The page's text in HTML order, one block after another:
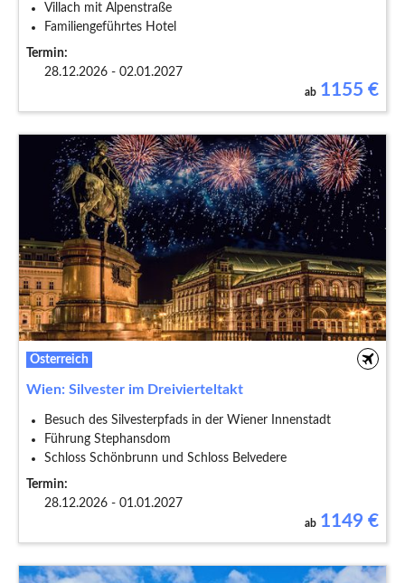
Villach mit Alpenstraße
Familiengeführtes Hotel
Termin:
28.12.2026 - 02.01.2027
ab 1155 €
Österreich
Wien: Silvester im Dreivierteltakt
Besuch des Silvesterpfads in der Wiener Innenstadt
Führung Stephansdom
Schloss Schönbrunn und Schloss Belvedere
Termin:
28.12.2026 - 01.01.2027
ab 1149 €